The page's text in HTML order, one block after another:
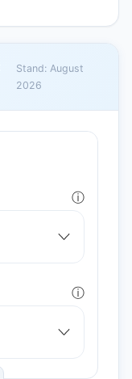
Stand: August
2026